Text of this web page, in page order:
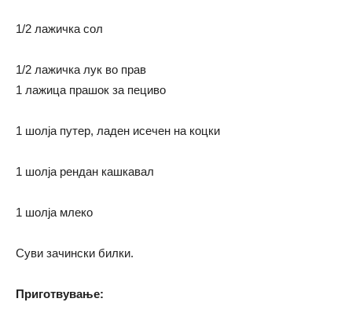
1/2 лажичка сол
1/2 лажичка лук во прав
1 лажица прашок за пециво
1 шолја путер, ладен исечен на коцки
1 шолја рендан кашкавал
1 шолја млеко
Суви зачински билки.
Приготвување: